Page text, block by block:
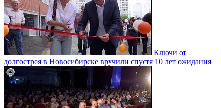
Ключи от
долгостроя в Новосибирске вручили спустя 10 лет ожидания